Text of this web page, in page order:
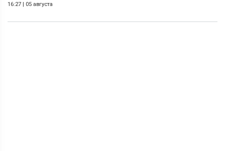
16:27 | 05 августа